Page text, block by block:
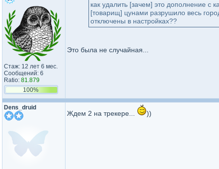
Стаж: 12 лет 6 мес.
Сообщений: 6
Ratio: 81.879
100%
как удалить [зачем] это дополнение с
[товарищ] цунами разрушило весь
отключены в настройках??
Это была не случайная...
Dens_druid
Ждем 2 на трекере... ))